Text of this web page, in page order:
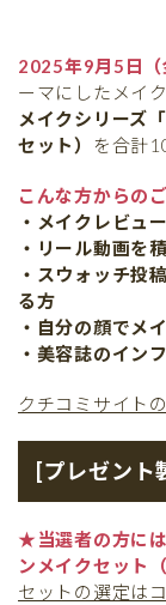
2025年9月5日（
ーマにしたメイ
メイクシリーズ
セット） を合計
こんな方からの
・メイクレビュ
・リール動画を
・スウォッチ投
る方
・自分の顔でメ
・美容誌のイン
クチコミサイト
[プレゼント
★当選者の方に
ンメイクセット
セットの選定は